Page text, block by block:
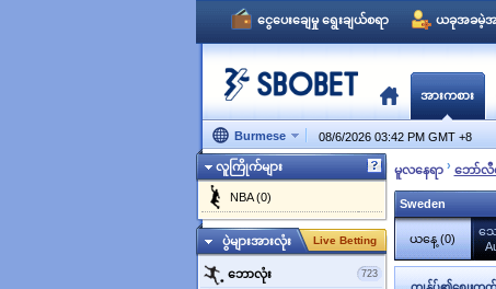
ငွေပေးချေမှု ရွေးချယ်စရာ ယခုအခမဲ့အ
အားကစား
Burmese 08/6/2026 03:42 PM GMT +8
လူကြိုက်များ
NBA (0)
ပွဲများအားလုံး Live Betting
‌ဘောလုံး 723
မူလနေရာ › ဘော်လီ‌
Sweden
ယနေ့ (0)
သ